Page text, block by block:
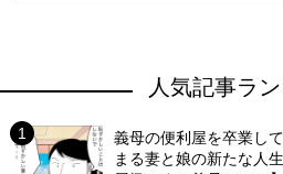
人気記事ラ
義母の便利屋を卒業し
まる妻と娘の新たな人